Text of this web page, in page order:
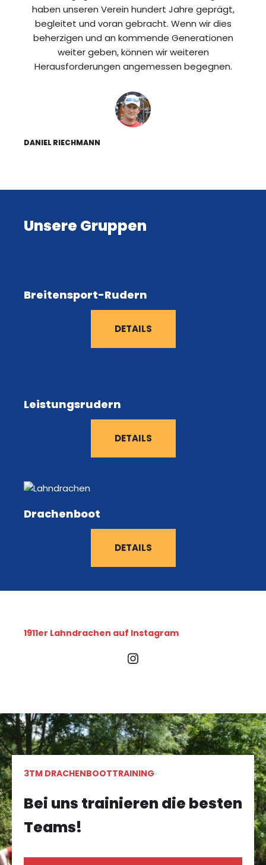
haben unseren Verein hundert Jahre geprägt,
begleitet und voran gebracht. Wenn wir dies
beherzigen und an kommende Generationen
weiter geben, können wir weiteren
Herausforderungen angemessen begegnen.
DANIEL RIECHMANN
Unsere Gruppen
Breitensport-Rudern
DETAILS
Leistungsrudern
DETAILS
Drachenboot
DETAILS
1911er Lahndrachen auf Instagram
3TM DRACHENBOOTTRAINING
Bei uns trainieren die besten
Teams!